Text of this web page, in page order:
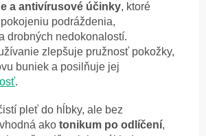
a antivírusové účinky, ktoré
podráždenia,
drobných nedokonalostí.
zlepšuje pružnosť pokožky,
buniek a posilňuje jej
.
pleť do hĺbky, ale bez
ako tonikum po odlíčení,